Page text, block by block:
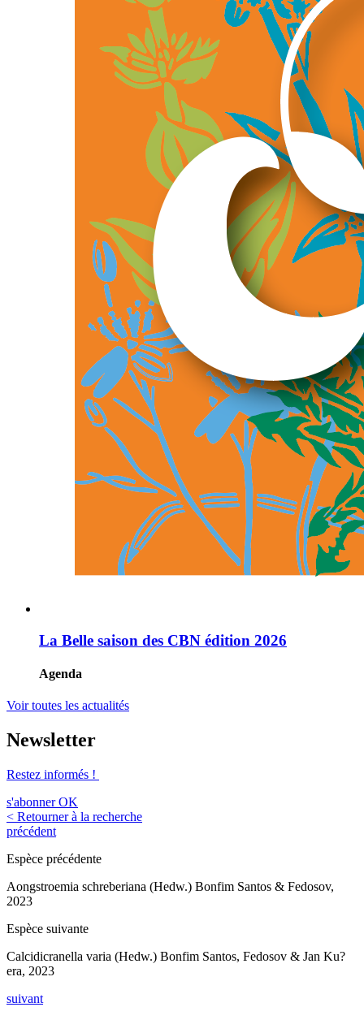
La Belle saison des CBN édition 2026
Agenda
Voir toutes les actualités
Newsletter
Restez informés !
s'abonner OK
< Retourner à la recherche
précédent
Espèce précédente
Aongstroemia schreberiana (Hedw.) Bonfim Santos & Fedosov,
2023
Espèce suivante
Calcidicranella varia (Hedw.) Bonfim Santos, Fedosov & Jan Ku?
era, 2023
suivant